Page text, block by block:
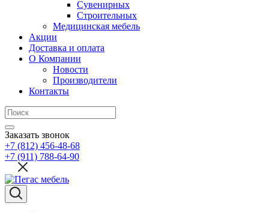
Сувенирных
Строительных
Медицинская мебель
Акции
Доставка и оплата
О Компании
Новости
Производители
Контакты
Заказать звонок
+7 (812) 456-48-68
+7 (911) 788-64-90